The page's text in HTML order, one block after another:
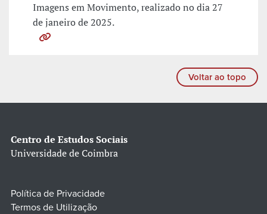
Imagens em Movimento, realizado no dia 27
de janeiro de 2025.
Voltar ao topo
Centro de Estudos Sociais
Universidade de Coimbra
Política de Privacidade
Termos de Utilização